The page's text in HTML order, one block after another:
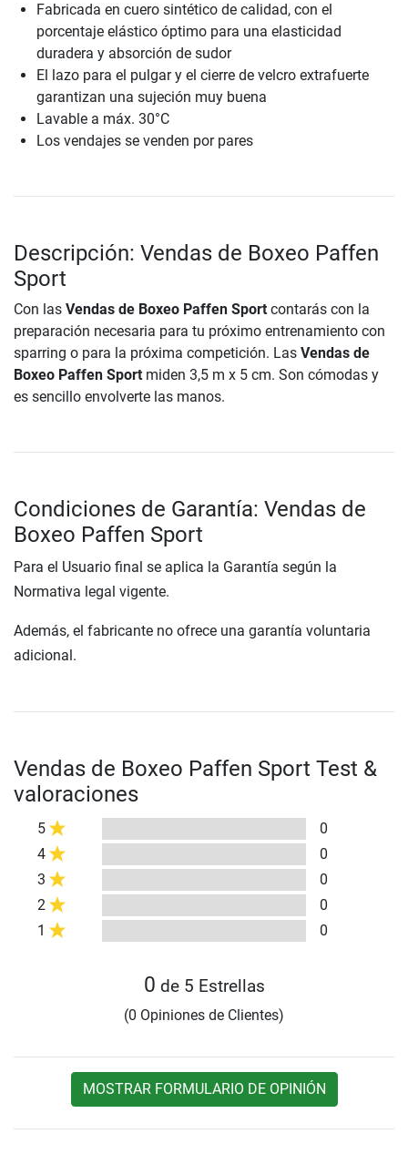
Fabricada en cuero sintético de calidad, con el
porcentaje elástico óptimo para una elasticidad
duradera y absorción de sudor
El lazo para el pulgar y el cierre de velcro extrafuerte
garantizan una sujeción muy buena
Lavable a máx. 30°C
Los vendajes se venden por pares
Descripción: Vendas de Boxeo Paffen
Sport
Con las Vendas de Boxeo Paffen Sport contarás con la
preparación necesaria para tu próximo entrenamiento con
sparring o para la próxima competición. Las Vendas de
Boxeo Paffen Sport miden 3,5 m x 5 cm. Son cómodas y
es sencillo envolverte las manos.
Condiciones de Garantía: Vendas de
Boxeo Paffen Sport
Para el Usuario final se aplica la Garantía según la
Normativa legal vigente.
Además, el fabricante no ofrece una garantía voluntaria
adicional.
Vendas de Boxeo Paffen Sport Test &
valoraciones
5
0
4
0
3
0
2
0
1
0
0 de 5 Estrellas
(0 Opiniones de Clientes)
MOSTRAR FORMULARIO DE OPINIÓN